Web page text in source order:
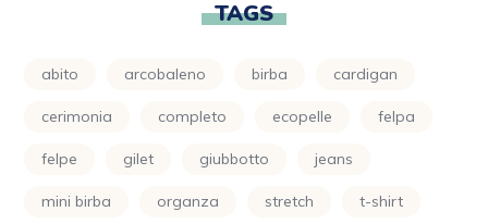
TAGS
abito arcobaleno birba cardigan
cerimonia completo ecopelle felpa
felpe gilet giubbotto jeans
mini birba organza stretch t-shirt